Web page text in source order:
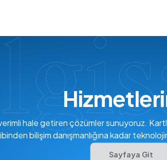
verimli hale getiren çözümler sunuyoruz.
bilişim danışmanlığına kadar
Sayfaya Git